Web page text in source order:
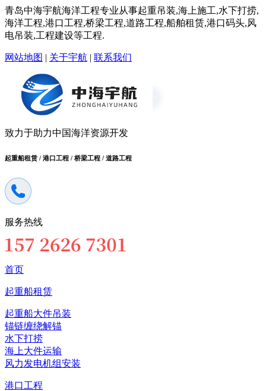
青岛中海宇航海洋工程专业从事起重吊装,海上施工,水下打捞,
海洋工程,港口工程,桥梁工程,道路工程,船舶租赁,港口码头,风
电吊装,工程建设等工程.
网站地图 | 关于宇航 | 联系我们
致力于助力中国海洋资源开发
起重船租赁 / 港口工程 / 桥梁工程 / 道路工程
服务热线
首页
起重船租赁
起重船大件吊装
锚链缠绕解锚
水下打捞
海上大件运输
风力发电机组安装
港口工程